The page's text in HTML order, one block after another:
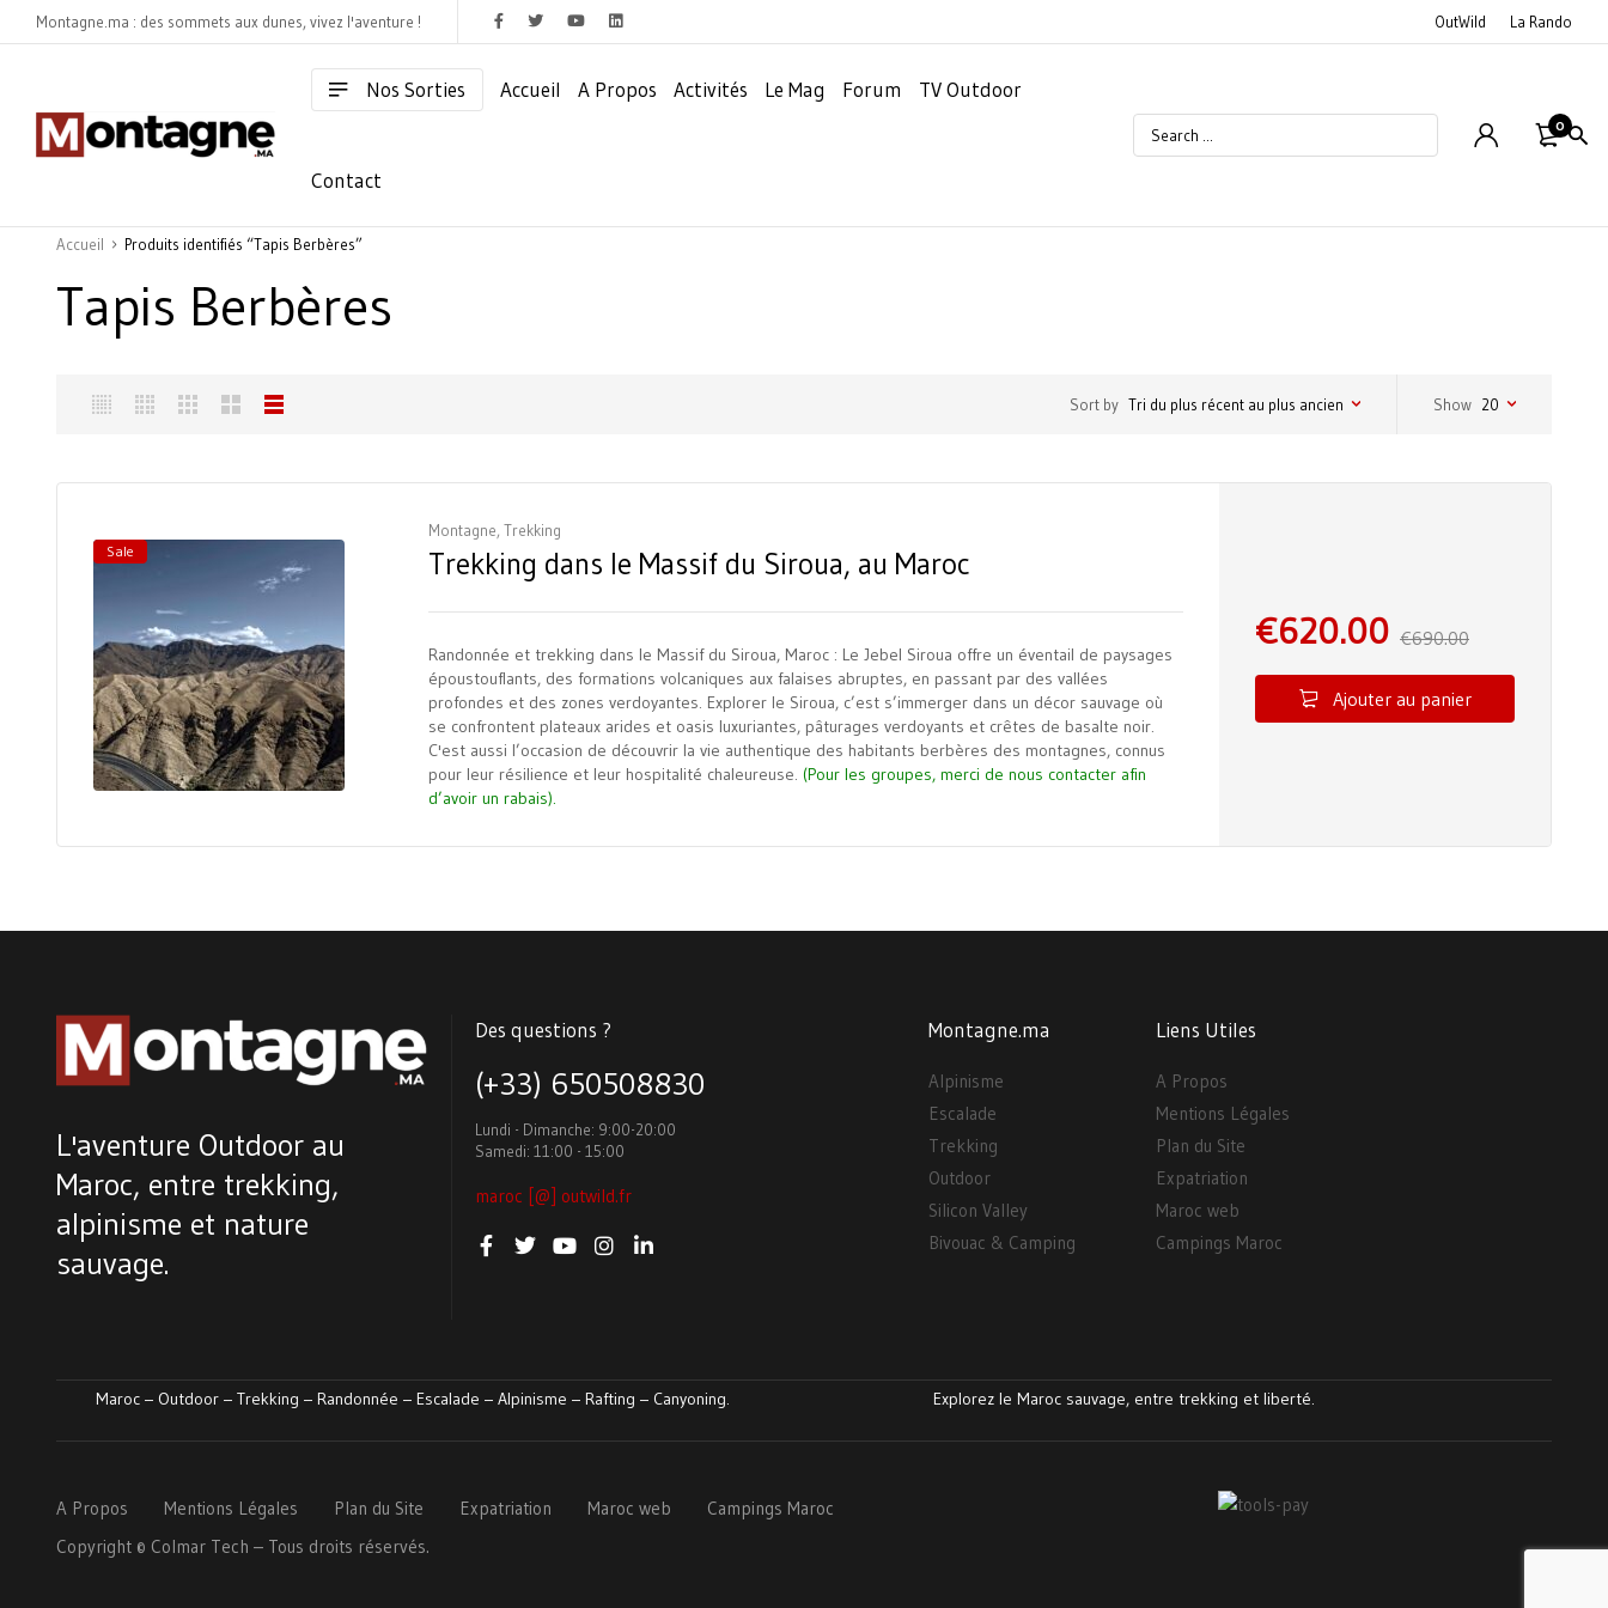
Montagne.ma : des sommets aux dunes, vivez l'aventure ! OutWild La Rando
Nos Sorties Accueil A Propos Activités Le Mag Forum TV Outdoor
Contact
0
Accueil Produits identifiés “Tapis Berbères”
Tapis Berbères
Sort by Tri du plus récent au plus ancien Show 20
Sale
Montagne, Trekking
Trekking dans le Massif du Siroua, au Maroc
Randonnée et trekking dans le Massif du Siroua, Maroc : Le Jebel Siroua offre un éventail de paysages
époustouflants, des formations volcaniques aux falaises abruptes, en passant par des vallées
profondes et des zones verdoyantes. Explorer le Siroua, c’est s’immerger dans un décor sauvage où
se confrontent plateaux arides et oasis luxuriantes, pâturages verdoyants et crêtes de basalte noir.
C'est aussi l’occasion de découvrir la vie authentique des habitants berbères des montagnes, connus
pour leur résilience et leur hospitalité chaleureuse. (Pour les groupes, merci de nous contacter afin
d’avoir un rabais).
€690.00
€620.00
Ajouter au panier
L'aventure Outdoor au
Maroc, entre trekking,
alpinisme et nature
sauvage.
Des questions ?
(+33) 650508830
Lundi - Dimanche: 9:00-20:00
Samedi: 11:00 - 15:00
maroc [@] outwild.fr
Montagne.ma
Alpinisme
Escalade
Trekking
Outdoor
Silicon Valley
Bivouac & Camping
Liens Utiles
A Propos
Mentions Légales
Plan du Site
Expatriation
Maroc web
Campings Maroc
Maroc – Outdoor – Trekking – Randonnée – Escalade – Alpinisme – Rafting – Canyoning. Explorez le Maroc sauvage, entre trekking et liberté.
A Propos Mentions Légales Plan du Site Expatriation Maroc web
Campings Maroc
Copyright © Colmar Tech – Tous droits réservés.